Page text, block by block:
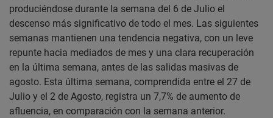
produciéndose durante la semana del 6 de Julio el
descenso más significativo de todo el mes. Las siguientes
semanas mantienen una tendencia negativa, con un leve
repunte hacia mediados de mes y una clara recuperación
en la última semana, antes de las salidas masivas de
agosto. Esta última semana, comprendida entre el 27 de
Julio y el 2 de Agosto, registra un 7,7% de aumento de
afluencia, en comparación con la semana anterior.